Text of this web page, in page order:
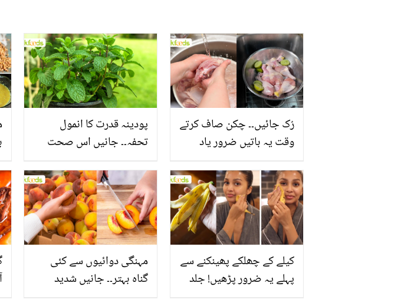
پودینہ قدرت کا انمول
تحفہ۔۔ جانیں اس صحت
انگیز طبی فوائد
رُک جائیں۔۔ چکن صاف کرتے
وقت یہ باتیں ضرور یاد
مہنگی دوائیوں سے کئی
گناہ بہتر۔۔ جانیں شدید
کیلے کے چھلکے پھینکنے سے
پہلے یہ ضرور پڑھیں! جلد